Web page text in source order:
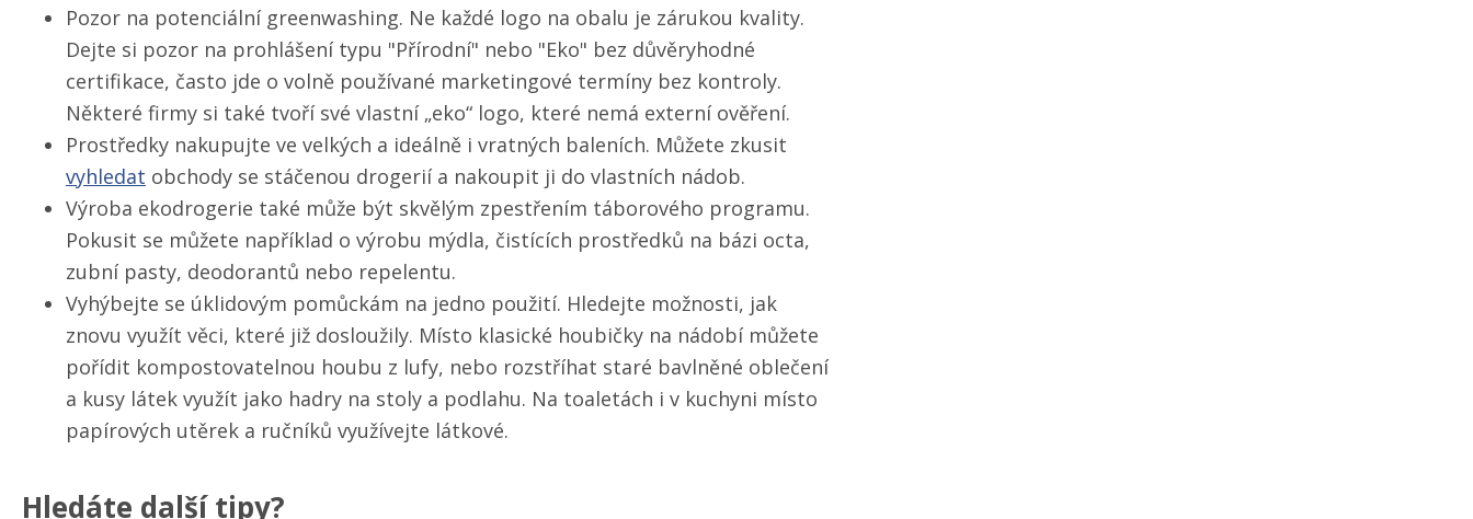
Pozor na potenciální greenwashing. Ne každé logo na obalu je zárukou kvality.
Dejte si pozor na prohlášení typu "Přírodní" nebo "Eko" bez důvěryhodné
certifikace, často jde o volně používané marketingové termíny bez kontroly.
Některé firmy si také tvoří své vlastní „eko“ logo, které nemá externí ověření.
Prostředky nakupujte ve velkých a ideálně i vratných baleních. Můžete zkusit
vyhledat obchody se stáčenou drogerií a nakoupit ji do vlastních nádob.
Výroba ekodrogerie také může být skvělým zpestřením táborového programu.
Pokusit se můžete například o výrobu mýdla, čistících prostředků na bázi octa,
zubní pasty, deodorantů nebo repelentu.
Vyhýbejte se úklidovým pomůckám na jedno použití. Hledejte možnosti, jak
znovu využít věci, které již dosloužily. Místo klasické houbičky na nádobí můžete
pořídit kompostovatelnou houbu z lufy, nebo rozstříhat staré bavlněné oblečení
a kusy látek využít jako hadry na stoly a podlahu. Na toaletách i v kuchyni místo
papírových utěrek a ručníků využívejte látkové.
Hledáte další tipy?